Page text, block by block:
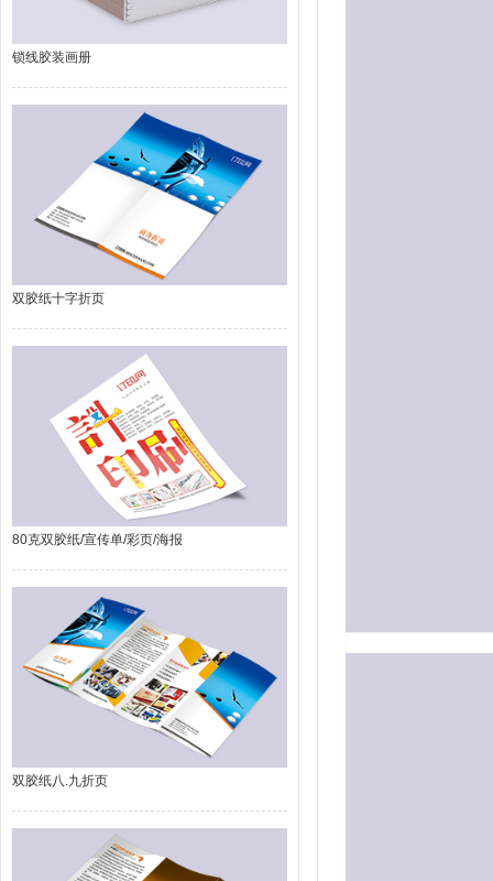
锁线胶装画册
双胶纸十字折页
80克双胶纸/宣传单/彩页/海报
双胶纸八.九折页